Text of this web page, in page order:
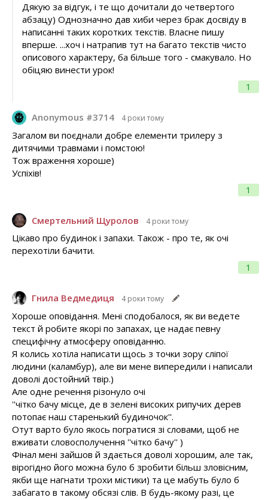
1
Дякую за відгук, і те що дочитали до четвертого
абзацу) Однозначно дав хиби через брак досвіду в
написанні таких коротких текстів. Власне пишу
вперше. ...хоч і натрапив тут на багато текстів чисто
описового характеру, ба більше того - смакувало. Но
обіцяю винести урок!
Anonymous #3714 4 роки тому
1
Загалом ви поєднали добре елементи трилеру з
дитячими травмами і помстою!
Тож враження хороше)
Успіхів!
Смертельний Щуролов 4 роки тому
1
Цікаво про будинок і запахи. Також - про те, як очі
перехотіли бачити.
Гнила Ведмедиця 4 роки тому
Хороше оповідання. Мені сподобалося, як ви ведете
текст й робите якорі по запахах, це надає певну
специфічну атмосферу оповіданню.
Я колись хотіла написати щось з точки зору сліпої
людини (каламбур), але ви мене випередили і написали
доволі достойний твір.)
Але одне речення різонуло очі
''чітко бачу місце, де в зелені високих рипучих дерев
потопає наш старенький будиночок''.
Отут варто було якось погратися зі словами, щоб не
вживати словосполучення ''чітко бачу'' )
Фінал мені зайшов й здається доволі хорошим, але так,
вірогідно його можна було б зробити більш зловісним,
якби ще нагнати трохи містики) та це мабуть було б
забагато в такому обсязі слів. В будь-якому разі, це